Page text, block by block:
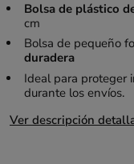
Bolsa de plástico
cm
Bolsa de pequeño
duradera
Ideal para proteger
durante los envíos.
Ver descripción